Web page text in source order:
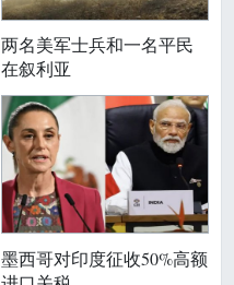
两名美军士兵和一名平民
在叙利亚
墨西哥对印度征收50%高额